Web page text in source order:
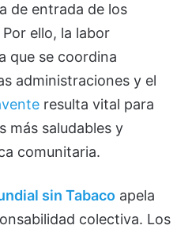
de entrada de los
ello, la labor
que se coordina
administraciones y el
resulta vital para
más saludables y
comunitaria.
sin Tabaco apela
colectiva. Los